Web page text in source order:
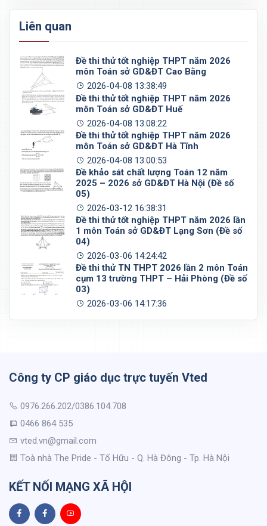
Liên quan
Đề thi thử tốt nghiệp THPT năm 2026
môn Toán sở GD&ĐT Cao Bằng
2026-04-08 13:38:49
Đề thi thử tốt nghiệp THPT năm 2026
môn Toán sở GD&ĐT Huế
2026-04-08 13:08:22
Đề thi thử tốt nghiệp THPT năm 2026
môn Toán sở GD&ĐT Hà Tĩnh
2026-04-08 13:00:53
Đề khảo sát chất lượng Toán 12 năm
2025 – 2026 sở GD&ĐT Hà Nội (Đề số
05)
2026-03-12 16:38:31
Đề thi thử tốt nghiệp THPT năm 2026 lần
1 môn Toán sở GD&ĐT Lạng Sơn (Đề số
04)
2026-03-06 14:24:42
Đề thi thử TN THPT 2026 lần 2 môn Toán
cụm 13 trường THPT – Hải Phòng (Đề số
03)
2026-03-06 14:17:36
Công ty CP giáo dục trực tuyến Vted
0976.266.202/0386.104.708
0466 864 535
vted.vn@gmail.com
Toà nhà The Pride - Tố Hữu - Q. Hà Đông - Tp. Hà Nội
KẾT NỐI MẠNG XÃ HỘI